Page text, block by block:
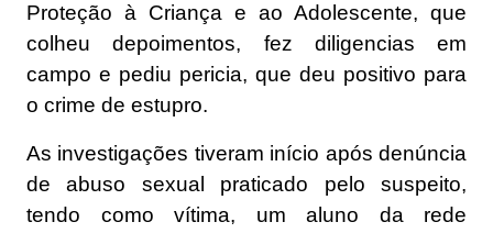
Proteção à Criança e ao Adolescente, que
colheu depoimentos, fez diligencias em
campo e pediu pericia, que deu positivo para
o crime de estupro.
As investigações tiveram início após denúncia
de abuso sexual praticado pelo suspeito,
tendo como vítima, um aluno da rede